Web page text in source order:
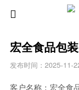
宏全食品包装
发布时间：2025-11-
客户名称：宏全食